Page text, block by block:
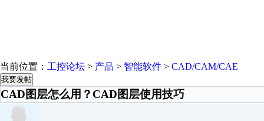
当前位置： 工控论坛 > 产品 > 智能软件 > CAD/CAM/CAE
我要发帖
CAD图层怎么用？CAD图层使用技巧